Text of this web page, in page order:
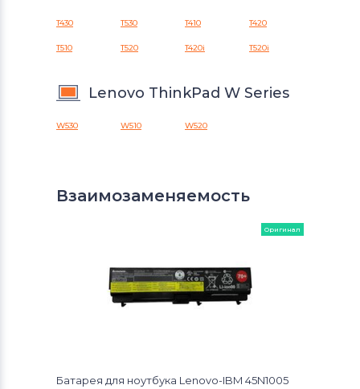
T430 T530 T410 T420
T510 T520 T420i T520i
Lenovo ThinkPad W Series
W530 W510 W520
Взаимозаменяемость
Оригинал
Батарея для ноутбука Lenovo-IBM 45N1005